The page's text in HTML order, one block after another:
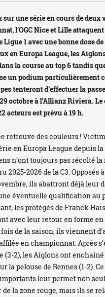
sur une série en cours de deux
l’OGC Nice et Lille attaquent
Ligue 1 avec une bonne dose
en Europa League, les
la course au top 6 tandis
un podium particulièrement
tenteront d’effectuer la
octobre à l’Allianz Riviera. Le
acteurs est prévu à 19 h.
retrouve des couleurs !
en Europa League depuis la
n’ont toujours pas récolté
2025-2026 de la C3. Opposés
ils abattront déjà leur
éventuelle qualification au
les protégés de Franck
avec leur retour en forme en
de la saison, ils viennent
en championnat. Après
(3-2), les Aiglons ont
la pelouse de Rennes (1-2).
leur permet non
de la zone rouge, mais ils se